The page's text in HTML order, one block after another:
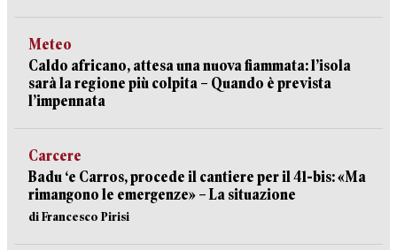
Meteo
Caldo africano, attesa una nuova fiammata: l’isola
sarà la regione più colpita – Quando è prevista
l’impennata
Carcere
Badu ‘e Carros, procede il cantiere per il 41-bis: «Ma
rimangono le emergenze» – La situazione
di Francesco Pirisi